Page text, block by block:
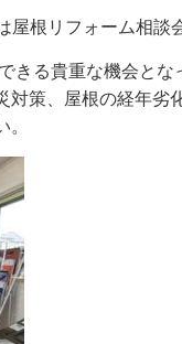
屋根リフォーム相談
きる貴重な機会とな
対策、屋根の経年劣